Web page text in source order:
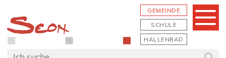
GEMEINDE
SCHULE
HALLENBAD
Menu
Suchbegriff